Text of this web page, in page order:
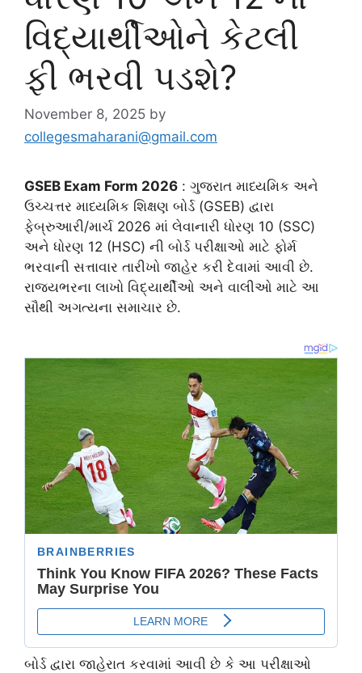
વિદ્યાર્થીઓને કેટલી
ફી ભરવી પડશે?
November 8, 2025 by
collegesmaharani@gmail.com
GSEB Exam Form 2026 : ગુજરાત માધ્યમિક અને
ઉચ્ચત્તર માધ્યમિક શિક્ષણ બોર્ડ (GSEB) દ્વારા
ફેબ્રુઆરી/માર્ચ 2026 માં લેવાનારી ધોરણ 10 (SSC)
અને ધોરણ 12 (HSC) ની બોર્ડ પરીક્ષાઓ માટે ફોર્મ
ભરવાની સત્તાવાર તારીખો જાહેર કરી દેવામાં આવી છે.
રાજ્યભરના લાખો વિદ્યાર્થીઓ અને વાલીઓ માટે આ
સૌથી અગત્યના સમાચાર છે.
બોર્ડ દ્વારા જાહેરાત કરવામાં આવી છે કે આ પરીક્ષાઓ